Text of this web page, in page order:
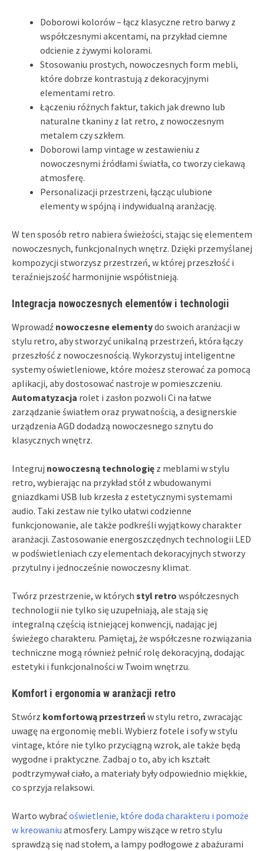
Doborowi kolorów – łącz klasyczne retro barwy z
współczesnymi akcentami, na przykład ciemne
odcienie z żywymi kolorami.
Stosowaniu prostych, nowoczesnych form mebli,
które dobrze kontrastują z dekoracyjnymi
elementami retro.
Łączeniu różnych faktur, takich jak drewno lub
naturalne tkaniny z lat retro, z nowoczesnym
metalem czy szkłem.
Doborowi lamp vintage w zestawieniu z
nowoczesnymi źródłami światła, co tworzy ciekawą
atmosferę.
Personalizacji przestrzeni, łącząc ulubione
elementy w spójną i indywidualną aranżację.
W ten sposób retro nabiera świeżości, stając się elementem
nowoczesnych, funkcjonalnych wnętrz. Dzięki przemyślanej
kompozycji stworzysz przestrzeń, w której przeszłość i
teraźniejszość harmonijnie współistnieją.
Integracja nowoczesnych elementów i technologii
Wprowadź nowoczesne elementydo swoich aranżacji w
stylu retro, aby stworzyć unikalną przestrzeń, która łączy
przeszłość z nowoczesnością. Wykorzystuj inteligentne
systemy oświetleniowe, które możesz sterować za pomocą
aplikacji, aby dostosować nastroje w pomieszczeniu.
Automatyzacja rolet i zasłon pozwoli Ci na łatwe
zarządzanie światłem oraz prywatnością, a designerskie
urządzenia AGD dodadzą nowoczesnego sznytu do
klasycznych wnętrz.
Integruj nowoczesną technologię z meblami w stylu
retro, wybierając na przykład stół z wbudowanymi
gniazdkami USB lub krzesła z estetycznymi systemami
audio. Taki zestaw nie tylko ułatwi codzienne
funkcjonowanie, ale także podkreśli wyjątkowy charakter
aranżacji. Zastosowanie energoszczędnych technologii LED
w podświetleniach czy elementach dekoracyjnych stworzy
przytulny i jednocześnie nowoczesny klimat.
Twórz przestrzenie, w których styl retro współczesnych
technologii nie tylko się uzupełniają, ale stają się
integralną częścią istniejącej konwencji, nadając jej
świeżego charakteru. Pamiętaj, że współczesne rozwiązania
techniczne mogą również pełnić rolę dekoracyjną, dodając
estetyki i funkcjonalności w Twoim wnętrzu.
Komfort i ergonomia w aranżacji retro
Stwórz komfortową przestrzeńw stylu retro, zwracając
uwagę na ergonomię mebli. Wybierz fotele i sofy w stylu
vintage, które nie tylko przyciągną wzrok, ale także będą
wygodne i praktyczne. Zadbaj o to, aby ich kształt
podtrzymywał ciało, a materiały były odpowiednio miękkie,
co sprzyja relaksowi.
Warto wybraćoświetlenie, które doda charakteru i pomoże
w kreowaniu atmosfery. Lampy wiszące w retro stylu
sprawdzą się nad stołem, a lampy podłogowe z abażurami